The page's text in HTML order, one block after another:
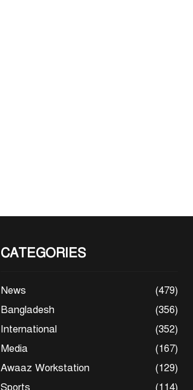
CATEGORIES
News
(479)
Bangladesh
(356)
International
(352)
Media
(167)
Awaaz Workstation
(129)
Sports
(114)